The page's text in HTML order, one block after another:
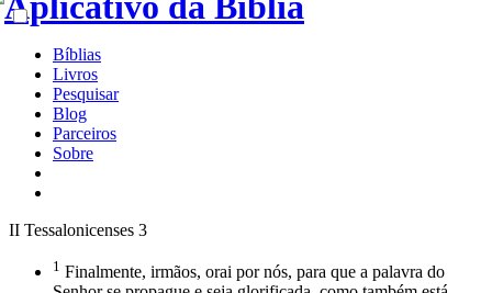
Bíblias
Livros
Pesquisar
Blog
Parceiros
Sobre
II Tessalonicenses 3
1 Finalmente, irmãos, orai por nós, para que a palavra do